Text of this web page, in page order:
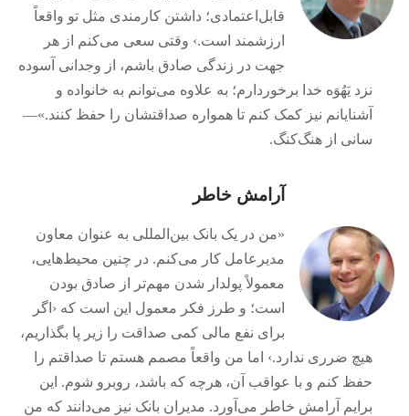
قابل‌اعتمادی؛‏ داشتن کارمندی مثل تو واقعاً
ارزشمند است.‏› وقتی سعی می‌کنم از هر
جهت در زندگی صادق باشم،‏ از وجدانی آسوده
نزد یَهُوَه خدا برخوردارم؛‏ به علاوه می‌توانم به خانواده و
آشنایانم نیز کمک کنم تا همواره صداقتشان را حفظ کنند.‏»—‏
سانی از هنگ‌کنگ.‏
آرامش خاطر
‏«من در یک بانک بین‌المللی به عنوان معاون
مدیرعامل کار می‌کنم.‏ در چنین محیط‌هایی،‏
معمولاً پولدار شدن مهم‌تر از صادق بودن
است؛‏ و طرز فکر معمول این است که ‹اگر
برای نفع مالی کمی صداقت را زیر پا بگذاریم،‏
هیچ ضرری ندارد.‏› اما من واقعاً مصمم هستم تا صداقتم را
حفظ کنم و با عواقب آن،‏ هرچه که باشد،‏ روبرو شوم.‏ این
برایم آرامش خاطر می‌آورد.‏ مدیران بانک نیز می‌دانند که من